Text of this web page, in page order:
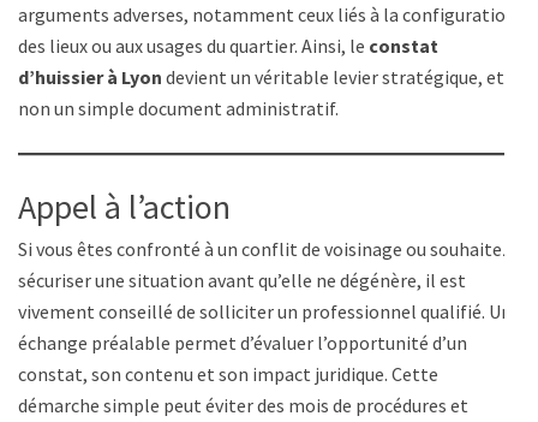
arguments adverses, notamment ceux liés à la configuration
des lieux ou aux usages du quartier. Ainsi, le constat
d’huissier à Lyon devient un véritable levier stratégique, et
non un simple document administratif.
Appel à l’action
Si vous êtes confronté à un conflit de voisinage ou souhaitez
sécuriser une situation avant qu’elle ne dégénère, il est
vivement conseillé de solliciter un professionnel qualifié. Un
échange préalable permet d’évaluer l’opportunité d’un
constat, son contenu et son impact juridique. Cette
démarche simple peut éviter des mois de procédures et